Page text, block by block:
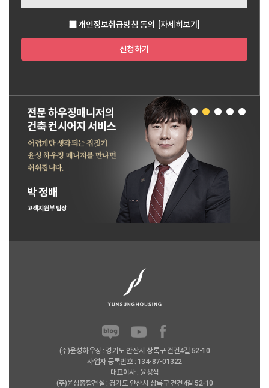
개인정보취급방침 동의 [자세히보기]
신청하기
(주)윤성하우징 : 경기도 안산시 상록구 건건4길 52-10
사업자 등록번호 : 134-87-01322
대표이사 : 윤용식
(주)윤성종합건설 : 경기도 안산시 상록구 건건4길 52-10